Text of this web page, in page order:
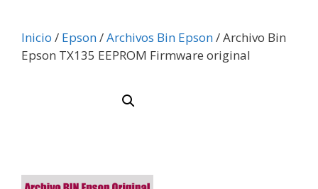
Inicio / Epson/Archivos Bin Epson/ Archivo Bin
Epson TX135 EEPROM Firmware original